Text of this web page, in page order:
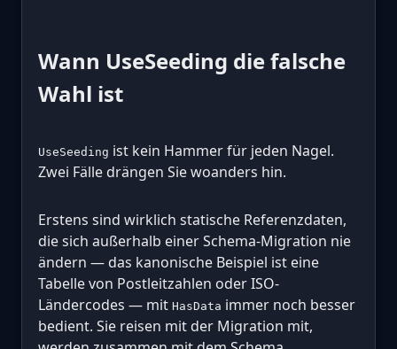
Wann UseSeeding die falsche
Wahl ist
UseSeeding ist kein Hammer für jeden Nagel.
Zwei Fälle drängen Sie woanders hin.
Erstens sind wirklich statische Referenzdaten,
die sich außerhalb einer Schema-Migration nie
ändern — das kanonische Beispiel ist eine
Tabelle von Postleitzahlen oder ISO-
Ländercodes — mit HasData immer noch besser
bedient. Sie reisen mit der Migration mit,